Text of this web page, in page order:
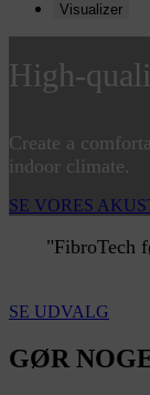
Visualizer
High-
Create a
indoor climate.
SE VORES
"FibroTech
SE UDVALG
GØR